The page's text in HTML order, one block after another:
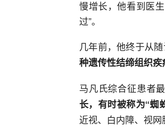
慢增长，他看到医
过”。
几年前，他终于从
种遗传性结缔组织
马凡氏综合征患者
长，有时被称为“蜘
近视、白内障、视网